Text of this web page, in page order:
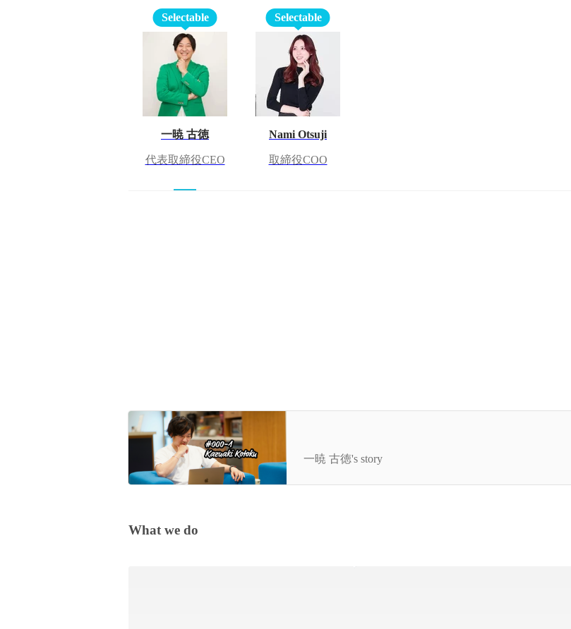
Selectable
一暁 古徳
代表取締役CEO
Selectable
Nami Otsuji
取締役COO
も、出来るまでやるだけ。《LOGZ創業ストーリー
vol.0》
一暁 古徳's story
What we do